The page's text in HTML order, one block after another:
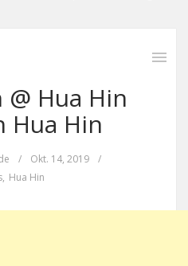
Hua Hin
Hua Hin
/ Okt. 14, 2019
/
, Hua Hin